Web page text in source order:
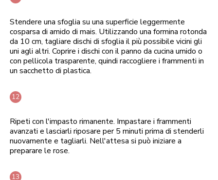
Stendere una sfoglia su una superficie leggermente
cosparsa di amido di mais. Utilizzando una formina rotonda
da 10 cm, tagliare dischi di sfoglia il più possibile vicini gli
uni agli altri. Coprire i dischi con il panno da cucina umido o
con pellicola trasparente, quindi raccogliere i frammenti in
un sacchetto di plastica.
Ripeti con l'impasto rimanente. Impastare i frammenti
avanzati e lasciarli riposare per 5 minuti prima di stenderli
nuovamente e tagliarli. Nell'attesa si può iniziare a
preparare le rose.